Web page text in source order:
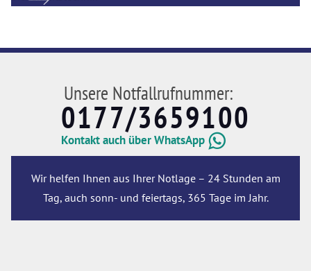
Unsere Notfallrufnummer:
0177/3659100
Kontakt auch über WhatsApp
Wir helfen Ihnen aus Ihrer Notlage – 24 Stunden am
Tag, auch sonn- und feiertags, 365 Tage im Jahr.